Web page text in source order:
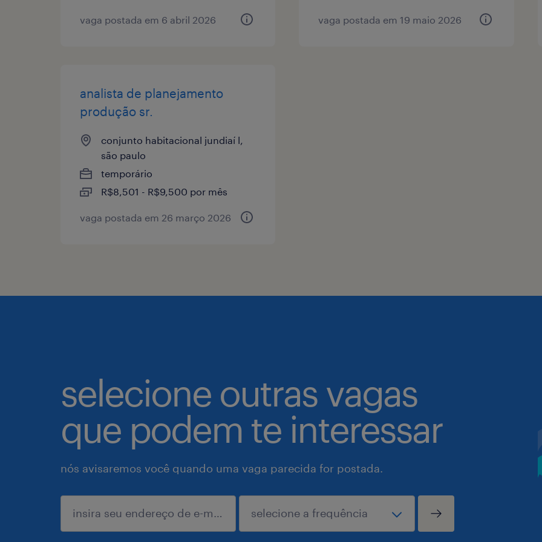
vaga postada em 6 abril 2026 vaga postada em 19 maio 2026
analista de planejamento
produção sr.
conjunto habitacional jundiaí l,
são paulo
temporário
R$8,501 - R$9,500 por mês
vaga postada em 26 março 2026
selecione outras vagas
que podem te interessar
nós avisaremos você quando uma vaga parecida for postada.
enviar